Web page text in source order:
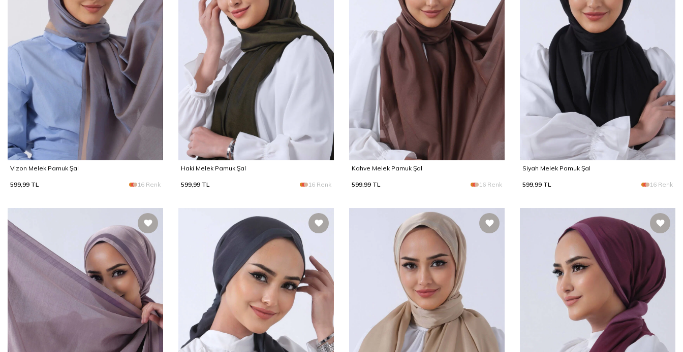
Vizon Melek Pamuk Şal
599,99 TL 16 Renk
Haki Melek Pamuk Şal
599,99 TL 16 Renk
Kahve Melek Pamuk Şal
599,99 TL 16 Renk
Siyah Melek Pamuk Şal
599,99 TL 16 Renk